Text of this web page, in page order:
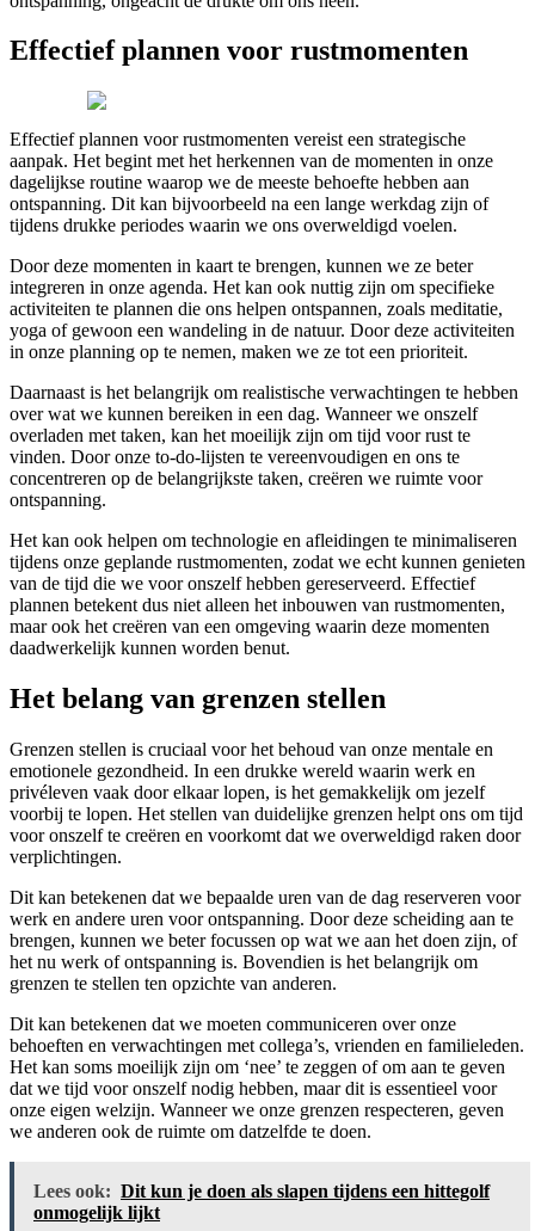
Effectief plannen voor rustmomenten
Effectief plannen voor rustmomenten vereist een strategische
aanpak. Het begint met het herkennen van de momenten in onze
dagelijkse routine waarop we de meeste behoefte hebben aan
ontspanning. Dit kan bijvoorbeeld na een lange werkdag zijn of
tijdens drukke periodes waarin we ons overweldigd voelen.
Door deze momenten in kaart te brengen, kunnen we ze beter
integreren in onze agenda. Het kan ook nuttig zijn om specifieke
activiteiten te plannen die ons helpen ontspannen, zoals meditatie,
yoga of gewoon een wandeling in de natuur. Door deze activiteiten
in onze planning op te nemen, maken we ze tot een prioriteit.
Daarnaast is het belangrijk om realistische verwachtingen te hebben
over wat we kunnen bereiken in een dag. Wanneer we onszelf
overladen met taken, kan het moeilijk zijn om tijd voor rust te
vinden. Door onze to-do-lijsten te vereenvoudigen en ons te
concentreren op de belangrijkste taken, creëren we ruimte voor
ontspanning.
Het kan ook helpen om technologie en afleidingen te minimaliseren
tijdens onze geplande rustmomenten, zodat we echt kunnen genieten
van de tijd die we voor onszelf hebben gereserveerd. Effectief
plannen betekent dus niet alleen het inbouwen van rustmomenten,
maar ook het creëren van een omgeving waarin deze momenten
daadwerkelijk kunnen worden benut.
Het belang van grenzen stellen
Grenzen stellen is cruciaal voor het behoud van onze mentale en
emotionele gezondheid. In een drukke wereld waarin werk en
privéleven vaak door elkaar lopen, is het gemakkelijk om jezelf
voorbij te lopen. Het stellen van duidelijke grenzen helpt ons om tijd
voor onszelf te creëren en voorkomt dat we overweldigd raken door
verplichtingen.
Dit kan betekenen dat we bepaalde uren van de dag reserveren voor
werk en andere uren voor ontspanning. Door deze scheiding aan te
brengen, kunnen we beter focussen op wat we aan het doen zijn, of
het nu werk of ontspanning is. Bovendien is het belangrijk om
grenzen te stellen ten opzichte van anderen.
Dit kan betekenen dat we moeten communiceren over onze
behoeften en verwachtingen met collega’s, vrienden en familieleden.
Het kan soms moeilijk zijn om ‘nee’ te zeggen of om aan te geven
dat we tijd voor onszelf nodig hebben, maar dit is essentieel voor
onze eigen welzijn. Wanneer we onze grenzen respecteren, geven
we anderen ook de ruimte om datzelfde te doen.
Lees ook: Dit kun je doen als slapen tijdens een hittegolf
onmogelijk lijkt